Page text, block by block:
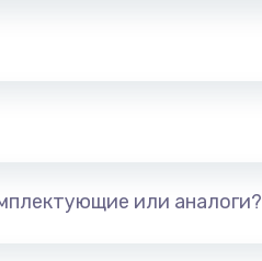
или аналоги?